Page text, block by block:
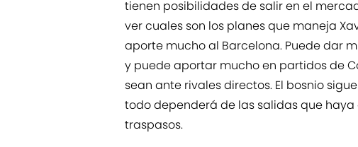
tienen posibilidades de salir en el
ver cuales son los planes que maneja
aporte mucho al Barcelona. Puede dar
y puede aportar mucho en partidos de
sean ante rivales directos. El bosnio
todo dependerá de las salidas que
traspasos.